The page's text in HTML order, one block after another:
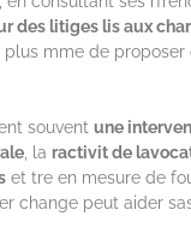
des litiges lis aux
plus mme de
souvent une
, la ractivit de
et tre en mesure de
change peut aider